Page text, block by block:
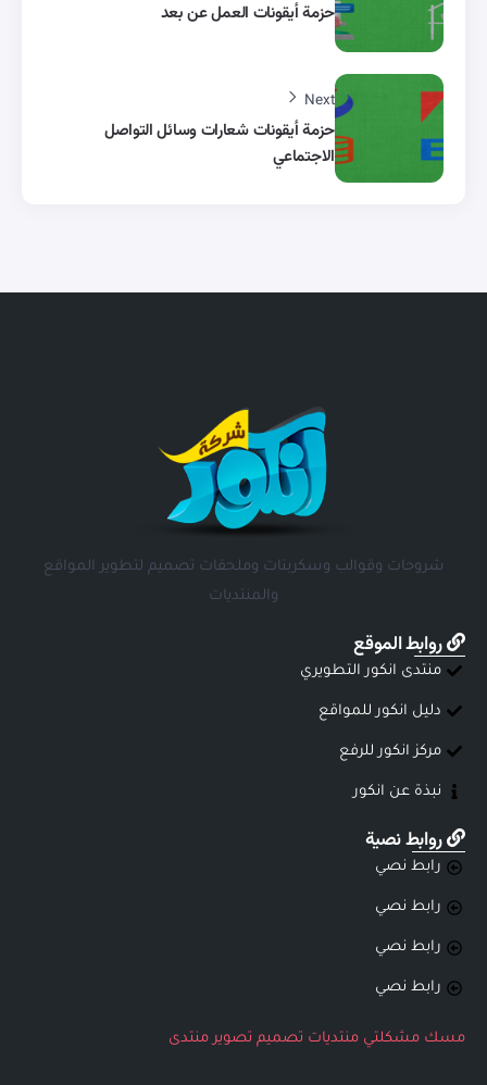
حزمة أيقونات العمل عن بعد
Next
حزمة أيقونات شعارات وسائل التواصل
الاجتماعي
شروحات وقوالب وسكربتات وملحقات تصميم لتطوير المواقع
والمنتديات
روابط الموقع
منتدى انكور التطويري
دليل انكور للمواقع
مركز انكور للرفع
نبذة عن انكور
روابط نصية
رابط نصي
رابط نصي
رابط نصي
رابط نصي
مسك مشكلتي منتديات تصميم تصوير منتدى